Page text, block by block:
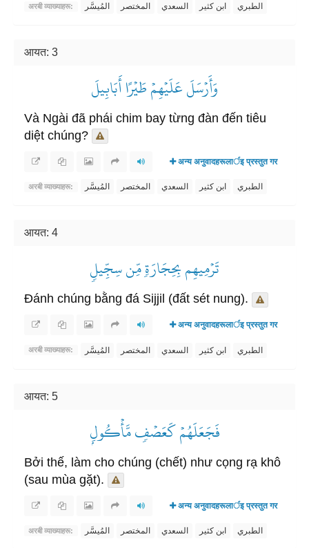
अरबी व्याख्याहरू: المُيسَّر المختصر السعدي ابن كثير الطبري
आयत: 3
وَأَرۡسَلَ عَلَيۡهِمۡ طَيۡرًا أَبَابِيلَ
Và Ngài đã phái chim bay từng đàn đến tiêu
diệt chúng?
अन्य अनुवादहरूलार्इ प्रस्तुत गर
अरबी व्याख्याहरू: المُيسَّر المختصر السعدي ابن كثير الطبري
आयत: 4
تَرۡمِيهِم بِحِجَارَةٖ مِّن سِجِّيلٖ
Đánh chúng bằng đá Sijjil (đất sét nung).
अन्य अनुवादहरूलार्इ प्रस्तुत गर
अरबी व्याख्याहरू: المُيسَّر المختصر السعدي ابن كثير الطبري
आयत: 5
فَجَعَلَهُمۡ كَعَصۡفٖ مَّأۡكُولِۭ
Bởi thế, làm cho chúng (chết) như cọng rạ khô
(sau mùa gặt).
अन्य अनुवादहरूलार्इ प्रस्तुत गर
अरबी व्याख्याहरू: المُيسَّر المختصر السعدي ابن كثير الطبري